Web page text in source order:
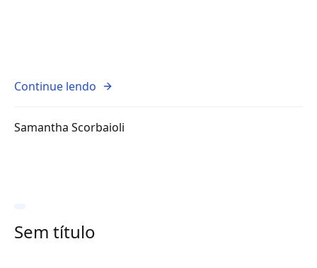
Continue lendo
Samantha Scorbaioli
Sem título